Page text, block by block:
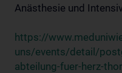
Anästhesie und
https://
uns/events/detail/
abteilung-fuer-herz-